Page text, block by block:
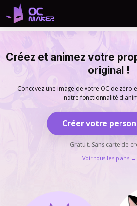
Créez et animez votre
original !
Concevez une image de votre OC de zéro
notre fonctionnalité
Créer votre
Gratuit. Sans carte de
Voir tous les plans→